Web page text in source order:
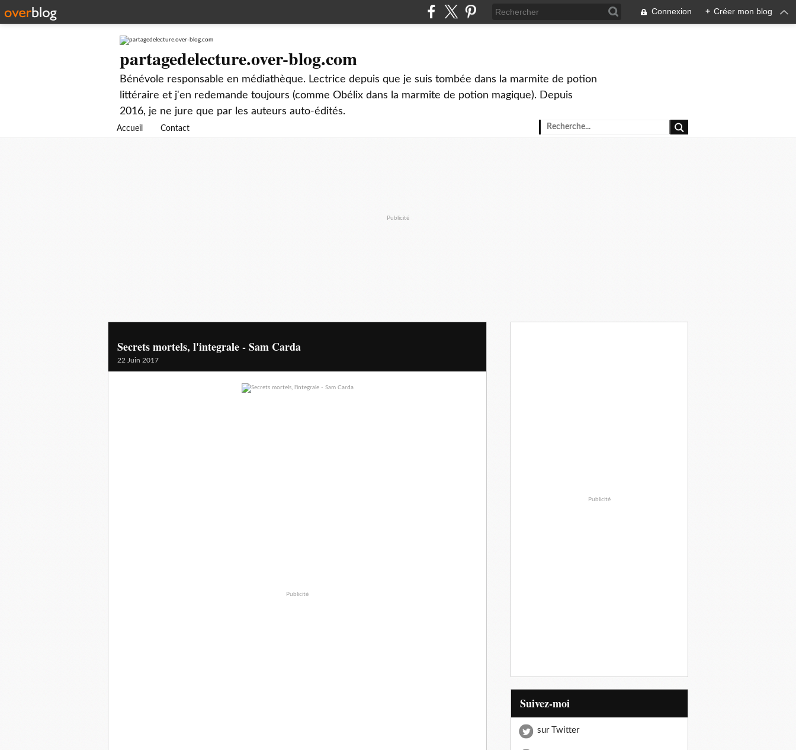
Connexion + Créer mon blog
partagedelecture.over-blog.com
Bénévole responsable en médiathèque. Lectrice depuis que je suis tombée dans la marmite de potion
littéraire et j'en redemande toujours (comme Obélix dans la marmite de potion magique). Depuis
2016, je ne jure que par les auteurs auto-édités.
Accueil Contact
Publicité
Secrets mortels, l'integrale - Sam Carda
22 Juin 2017
Publicité
Publicité
Suivez-moi
sur Twitter